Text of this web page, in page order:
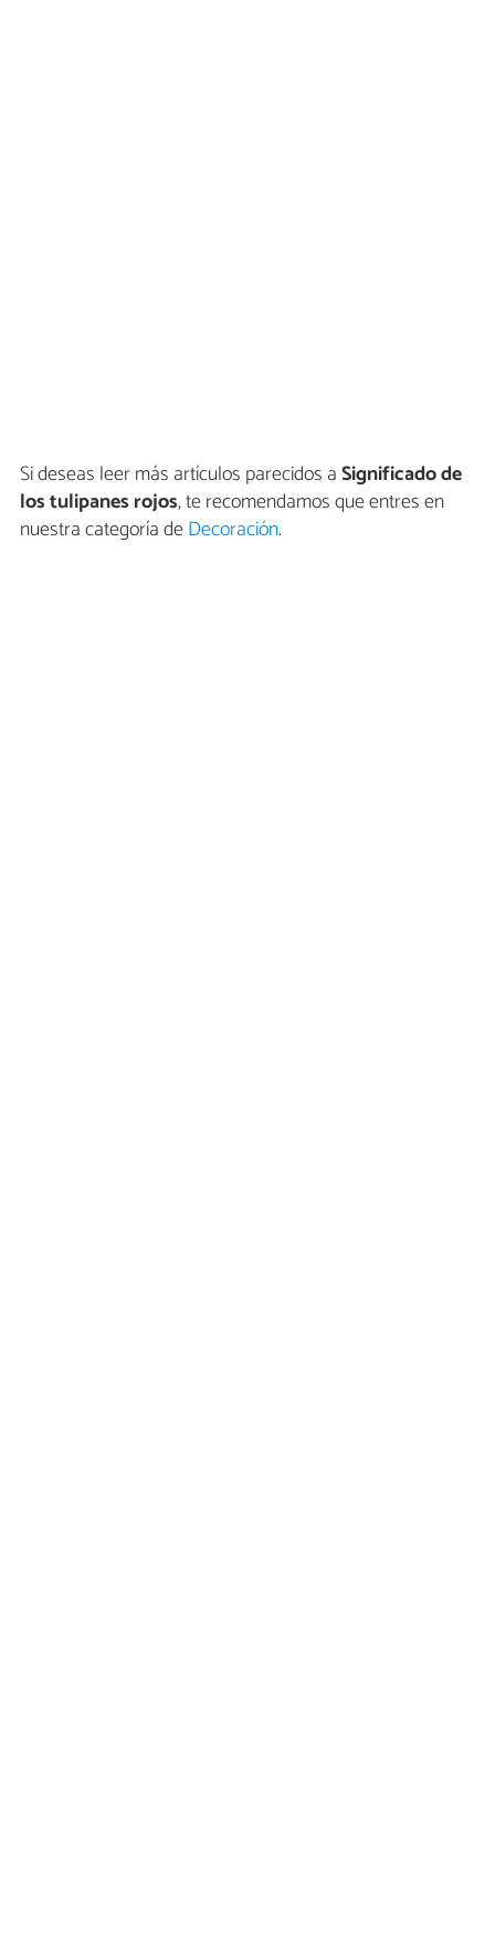
Si deseas leer más artículos parecidos aSignificado de
los tulipanes rojos, te recomendamos que entres en
nuestra categoría deDecoración.